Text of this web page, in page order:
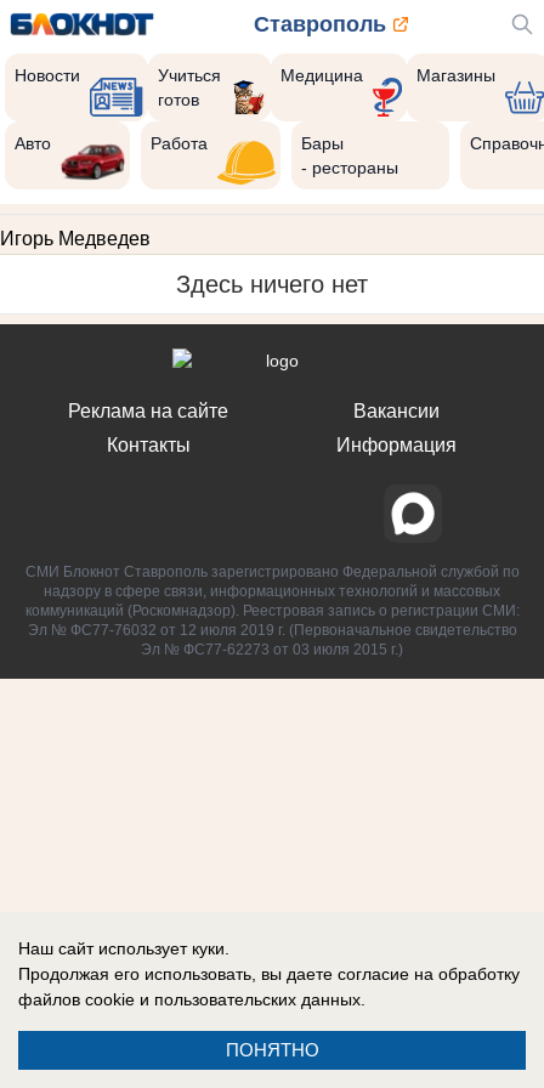
Ставрополь
Новости
Учиться
готов
Медицина Магазины
Авто Работа
Бары
- рестораны
Игорь Медведев
Здесь ничего нет
Реклама на сайте
Контакты
Вакансии
Информация
СМИ Блокнот Ставрополь зарегистрировано Федеральной службой по
надзору в сфере связи, информационных технологий и массовых
коммуникаций (Роскомнадзор). Реестровая запись о регистрации СМИ:
Эл № ФС77-76032 от 12 июля 2019 г. (Первоначальное свидетельство
Эл № ФС77-62273 от 03 июля 2015 г.)
Наш сайт использует куки.
Продолжая его использовать, вы даете согласие на обработку
файлов cookie и пользовательских данных.
ПОНЯТНО